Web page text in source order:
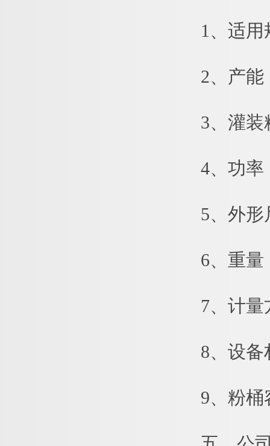
1、适用规
2、产能：
3、灌装
4、功率
5、外形尺
6、重量
7、计量
8、设备材
9、粉桶容